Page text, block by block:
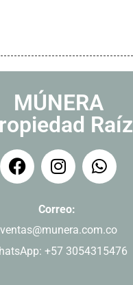
MÚNERA
Raíz
Correo:
ventas@munera.com.co
+57 3054315476